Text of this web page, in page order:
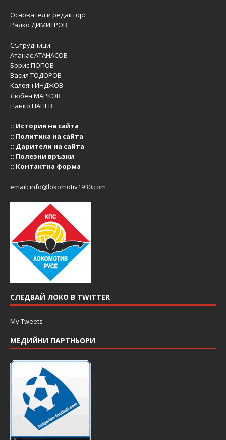
Основател и редактор:
Радко ДИМИТРОВ
Сътрудници:
Атанас АТАНАСОВ
Борис ПОПОВ
Васил ТОДОРОВ
Калоян ИНДЖОВ
Любен МАРКОВ
Нанко НАНЕВ
:: История на сайта
:: Политика на сайта
:: Дарители на сайта
:: Полезни връзки
:: Контактна форма
email: info@lokomotiv1930.com
СЛЕДВАЙ ЛОКО В TWITTER
My Tweets
МЕДИЙНИ ПАРТНЬОРИ